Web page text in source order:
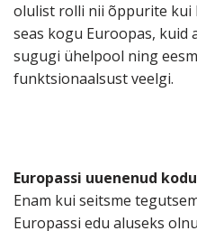
olulist rolli nii õppurite kui
seas kogu Euroopas, kuid
sugugi ühelpool ning
funktsionaalsust veelgi.
Europassi uuenenud
Enam kui seitsme
Europassi edu aluseks